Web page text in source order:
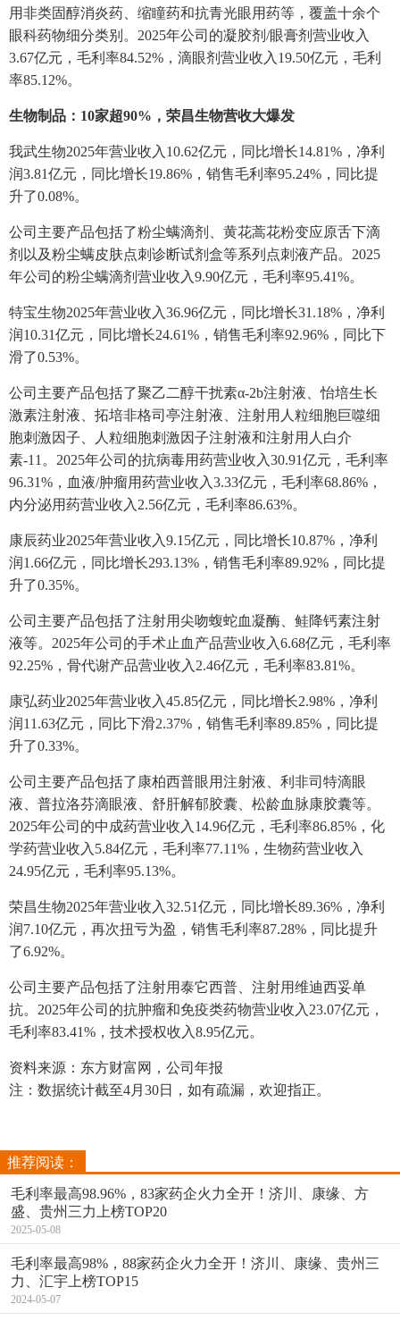
用非类固醇消炎药、缩瞳药和抗青光眼用药等，覆盖十余个
眼科药物细分类别。2025年公司的凝胶剂/眼膏剂营业收入
3.67亿元，毛利率84.52%，滴眼剂营业收入19.50亿元，毛利
率85.12%。
生物制品：10家超90%，荣昌生物营收大爆发
我武生物2025年营业收入10.62亿元，同比增长14.81%，净利
润3.81亿元，同比增长19.86%，销售毛利率95.24%，同比提
升了0.08%。
公司主要产品包括了粉尘螨滴剂、黄花蒿花粉变应原舌下滴
剂以及粉尘螨皮肤点刺诊断试剂盒等系列点刺液产品。2025
年公司的粉尘螨滴剂营业收入9.90亿元，毛利率95.41%。
特宝生物2025年营业收入36.96亿元，同比增长31.18%，净利
润10.31亿元，同比增长24.61%，销售毛利率92.96%，同比下
滑了0.53%。
公司主要产品包括了聚乙二醇干扰素α-2b注射液、怡培生长
激素注射液、拓培非格司亭注射液、注射用人粒细胞巨噬细
胞刺激因子、人粒细胞刺激因子注射液和注射用人白介
素-11。2025年公司的抗病毒用药营业收入30.91亿元，毛利率
96.31%，血液/肿瘤用药营业收入3.33亿元，毛利率68.86%，
内分泌用药营业收入2.56亿元，毛利率86.63%。
康辰药业2025年营业收入9.15亿元，同比增长10.87%，净利
润1.66亿元，同比增长293.13%，销售毛利率89.92%，同比提
升了0.35%。
公司主要产品包括了注射用尖吻蝮蛇血凝酶、鲑降钙素注射
液等。2025年公司的手术止血产品营业收入6.68亿元，毛利率
92.25%，骨代谢产品营业收入2.46亿元，毛利率83.81%。
康弘药业2025年营业收入45.85亿元，同比增长2.98%，净利
润11.63亿元，同比下滑2.37%，销售毛利率89.85%，同比提
升了0.33%。
公司主要产品包括了康柏西普眼用注射液、利非司特滴眼
液、普拉洛芬滴眼液、舒肝解郁胶囊、松龄血脉康胶囊等。
2025年公司的中成药营业收入14.96亿元，毛利率86.85%，化
学药营业收入5.84亿元，毛利率77.11%，生物药营业收入
24.95亿元，毛利率95.13%。
荣昌生物2025年营业收入32.51亿元，同比增长89.36%，净利
润7.10亿元，再次扭亏为盈，销售毛利率87.28%，同比提升
了6.92%。
公司主要产品包括了注射用泰它西普、注射用维迪西妥单
抗。2025年公司的抗肿瘤和免疫类药物营业收入23.07亿元，
毛利率83.41%，技术授权收入8.95亿元。
资料来源：东方财富网，公司年报
注：数据统计截至4月30日，如有疏漏，欢迎指正。
推荐阅读：
毛利率最高98.96%，83家药企火力全开！济川、康缘、方
盛、贵州三力上榜TOP20
2025-05-08
毛利率最高98%，88家药企火力全开！济川、康缘、贵州三
力、汇宇上榜TOP15
2024-05-07